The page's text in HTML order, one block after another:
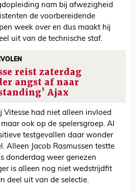
nam bij afwezigheid
de voorbereidende
week over en dus maakt hij
uit van de technische staf.
reist zaterdag
angst af naar
Ajax
Vitesse had niet alleen invloed
ook op de spelersgroep. Al
testgevallen daar wonder
Alleen Jacob Rasmussen testte
donderdag weer genezen
is alleen nog niet wedstrijdfit
deel uit van de selectie.